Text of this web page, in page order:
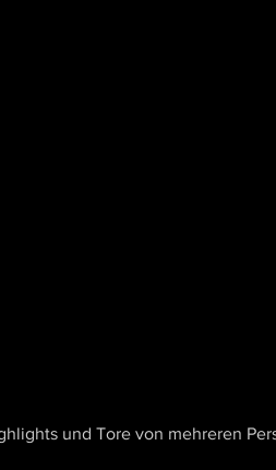
und Tore von mehreren